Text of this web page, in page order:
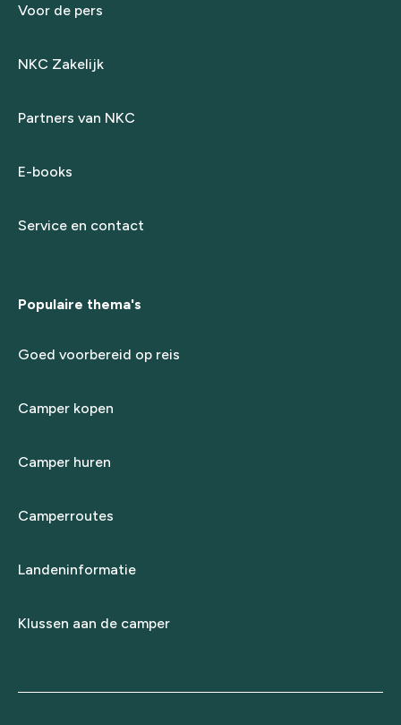
Voor de pers
NKC Zakelijk
Partners van NKC
E-books
Service en contact
Populaire thema's
Goed voorbereid op reis
Camper kopen
Camper huren
Camperroutes
Landeninformatie
Klussen aan de camper